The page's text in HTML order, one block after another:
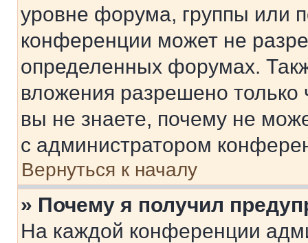
уровне форума, группы или
конференции может не
определенных форумах.
вложения разрешено
вы не знаете, почему не
с администратором
Вернуться к началу
» Почему я получил
На каждой конференции